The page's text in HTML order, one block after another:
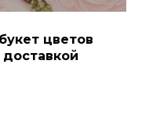
цветов